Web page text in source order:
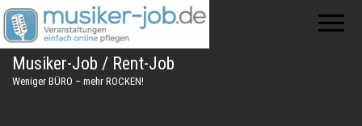
Musiker-Job / Rent-Job
Weniger BÜRO – mehr ROCKEN!